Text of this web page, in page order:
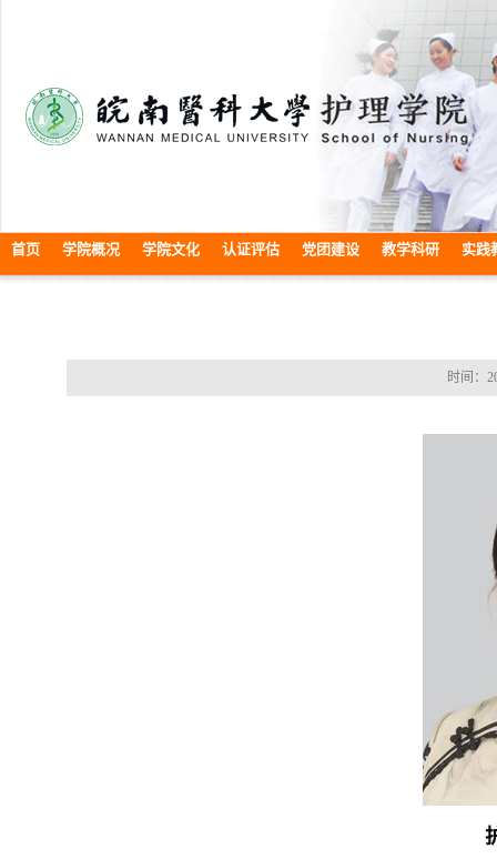
首页 学院概况 学院文化 认证评估 党团建设 教学科研 实践
时间：